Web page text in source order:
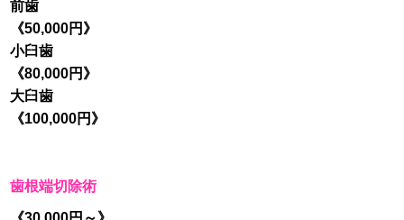
前歯
《50,000円》
小臼歯
《80,000円》
大臼歯
《100,000円》
歯根端切除術